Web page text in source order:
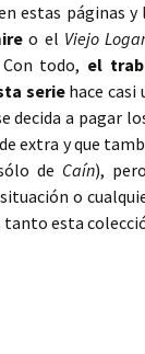
estas páginas
o el Viejo
todo, el
seriehace casi
decida a pagar
extra y que
de Caín),
o
esta